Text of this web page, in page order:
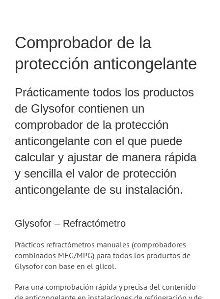
Comprobador de la
protección anticongelante
Prácticamente todos los productos
de Glysofor contienen un
comprobador de la protección
anticongelante con el que puede
calcular y ajustar de manera rápida
y sencilla el valor de protección
anticongelante de su instalación.
Glysofor – Refractómetro
Prácticos refractómetros manuales (comprobadores
combinados MEG/MPG) para todos los productos de
Glysofor con base en el glicol.
Para una comprobación rápida y precisa del contenido